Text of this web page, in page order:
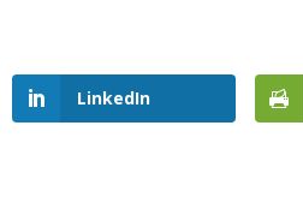
LinkedIn